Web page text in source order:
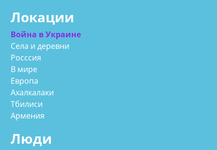
Локации
Война в Украине
Села и деревни
Росссия
В мире
Европа
Ахалкалаки
Тбилиси
Армения
Люди